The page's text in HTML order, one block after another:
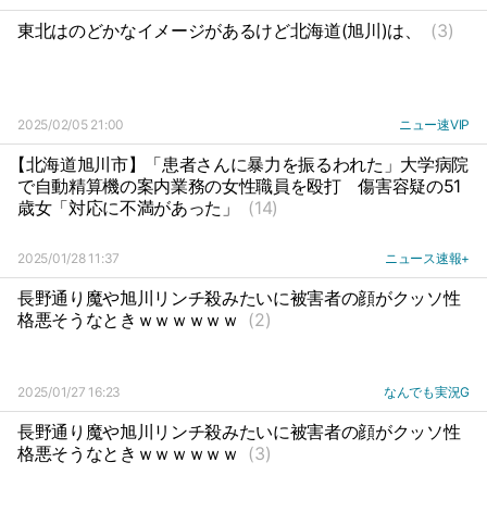
東北はのどかなイメージがあるけど北海道(旭川)は、 (3)
2025/02/05 21:00 ニュー速VIP
【北海道旭川市】「患者さんに暴力を振るわれた」大学病院
で自動精算機の案内業務の女性職員を殴打
傷害容疑の51
歳女「対応に不満があった」
(14)
2025/01/28 11:37 ニュース速報+
長野通り魔や旭川リンチ殺みたいに被害者の顔がクッソ性
格悪そうなときｗｗｗｗｗｗ (2)
2025/01/27 16:23 なんでも実況G
長野通り魔や旭川リンチ殺みたいに被害者の顔がクッソ性
格悪そうなときｗｗｗｗｗｗ (3)